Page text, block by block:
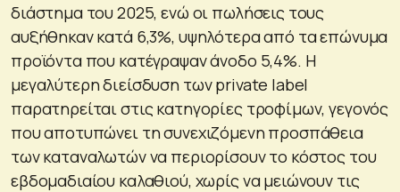
διάστημα του 2025, ενώ οι πωλήσεις τους
αυξήθηκαν κατά 6,3%, υψηλότερα από τα επώνυμα
προϊόντα που κατέγραψαν άνοδο 5,4%. Η
μεγαλύτερη διείσδυση των private label
παρατηρείται στις κατηγορίες τροφίμων, γεγονός
που αποτυπώνει τη συνεχιζόμενη προσπάθεια
των καταναλωτών να περιορίσουν το κόστος του
εβδομαδιαίου καλαθιού, χωρίς να μειώνουν τις